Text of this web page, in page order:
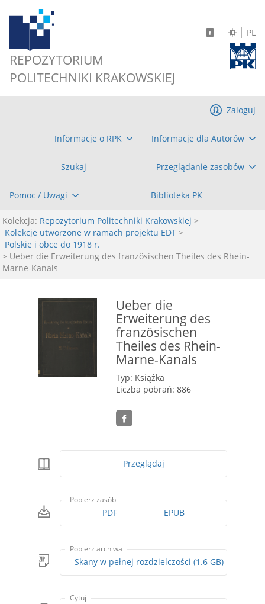
REPOZYTORIUM
POLITECHNIKI KRAKOWSKIEJ
PL
Informacje o RPK Informacje dla Autorów
Szukaj Przeglądanie zasobów
Pomoc / Uwagi Biblioteka PK
Zaloguj
Kolekcja: Repozytorium Politechniki Krakowskiej >
Kolekcje utworzone w ramach projektu EDT >
Polskie i obce do 1918 r.
> Ueber die Erweiterung des französischen Theiles des Rhein-
Marne-Kanals
Ueber die
Erweiterung des
französischen
Theiles des Rhein-
Marne-Kanals
Typ: Książka
Liczba pobrań: 886
Przeglądaj
Pobierz zasób
PDF EPUB
Pobierz archiwa
Skany w pełnej rozdzielczości (1.6 GB)
Cytuj